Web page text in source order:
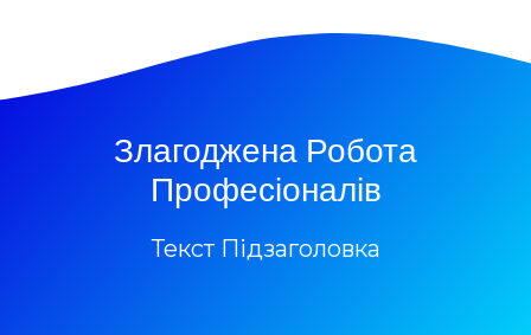
Злагоджена Робота
Професіоналів
Текст Підзаголовка